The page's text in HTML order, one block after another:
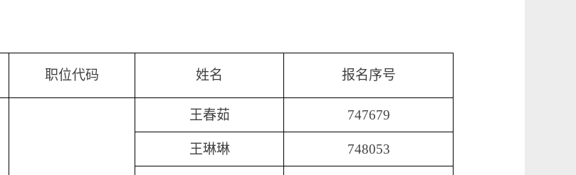
职位代码 姓名 报名序号
王春茹 747679
王琳琳 748053